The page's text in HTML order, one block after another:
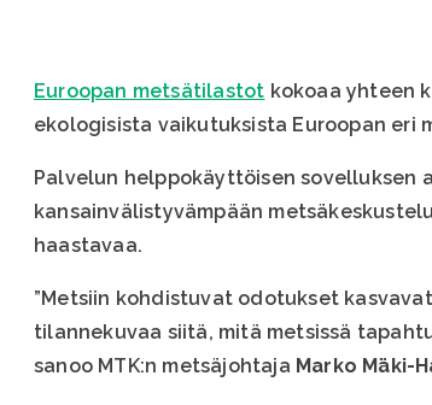
Euroopan metsätilastot kokoaa yhteen
ekologisista vaikutuksista Euroopan eri
Palvelun helppokäyttöisen sovelluksen
kansainvälistyvämpään
haastavaa.
”Metsiin kohdistuvat odotukset
tilannekuvaa siitä, mitä metsissä
sanoo MTK:n metsäjohtaja Marko Mäki-